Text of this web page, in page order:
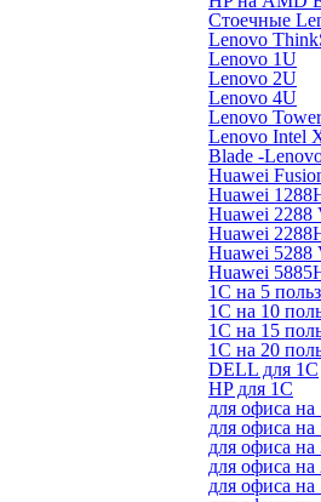
Стоечные
Lenovo
Lenovo 1U
Lenovo 2U
Lenovo 4U
Lenovo Tower
Lenovo Intel
Blade -
Huawei
Huawei
Huawei 2288
Huawei
Huawei 5288
Huawei
1С на 5
1С на 10
1С на 15
1С на 20
DELL для 1С
HP для 1С
для офиса
для офиса
для офиса
для офиса
для офиса